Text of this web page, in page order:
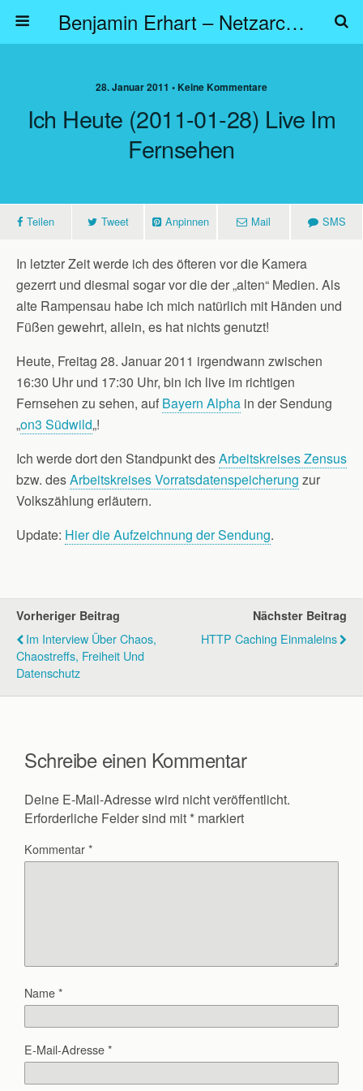
Benjamin Erhart – Netzarchitekt
28. Januar 2011 • Keine Kommentare
Ich Heute (2011-01-28) Live Im
Fernsehen
Teilen Tweet Anpinnen Mail SMS
In letzter Zeit werde ich des öfteren vor die Kamera
gezerrt und diesmal sogar vor die der „alten“ Medien. Als
alte Rampensau habe ich mich natürlich mit Händen und
Füßen gewehrt, allein, es hat nichts genutzt!
Heute, Freitag 28. Januar 2011 irgendwann zwischen
16:30 Uhr und 17:30 Uhr, bin ich live im richtigen
Fernsehen zu sehen, auf Bayern Alpha in der Sendung
„on3 Südwild„!
Ich werde dort den Standpunkt desArbeitskreises Zensus
bzw. desArbeitskreises Vorratsdatenspeicherung zur
Volkszählung erläutern.
Update: Hier die Aufzeichnung der Sendung.
Vorheriger Beitrag
Im Interview Über Chaos,
Chaostreffs, Freiheit Und
Datenschutz
Nächster Beitrag
HTTP Caching Einmaleins
Schreibe einen Kommentar
Deine E-Mail-Adresse wird nicht veröffentlicht.
Erforderliche Felder sind mit * markiert
Kommentar*
Name*
E-Mail-Adresse*